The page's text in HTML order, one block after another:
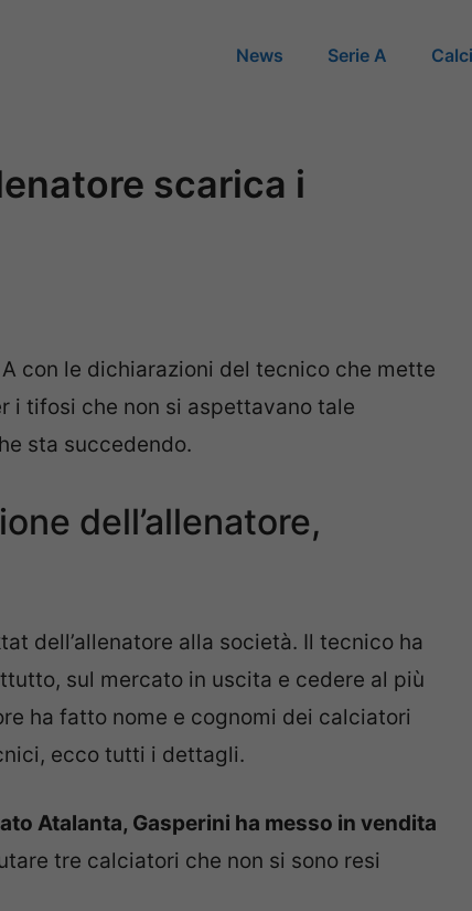
News Serie A
scarica i
con le dichiarazioni del tecnico che mette
i tifosi che non si aspettavano tale
sta succedendo.
dell’allenatore,
dell’allenatore alla società. Il tecnico ha
sul mercato in uscita e cedere al più
ha fatto nome e cognomi dei calciatori
ecco tutti i dettagli.
Atalanta, Gasperini ha messo in vendita
tre calciatori che non si sono resi